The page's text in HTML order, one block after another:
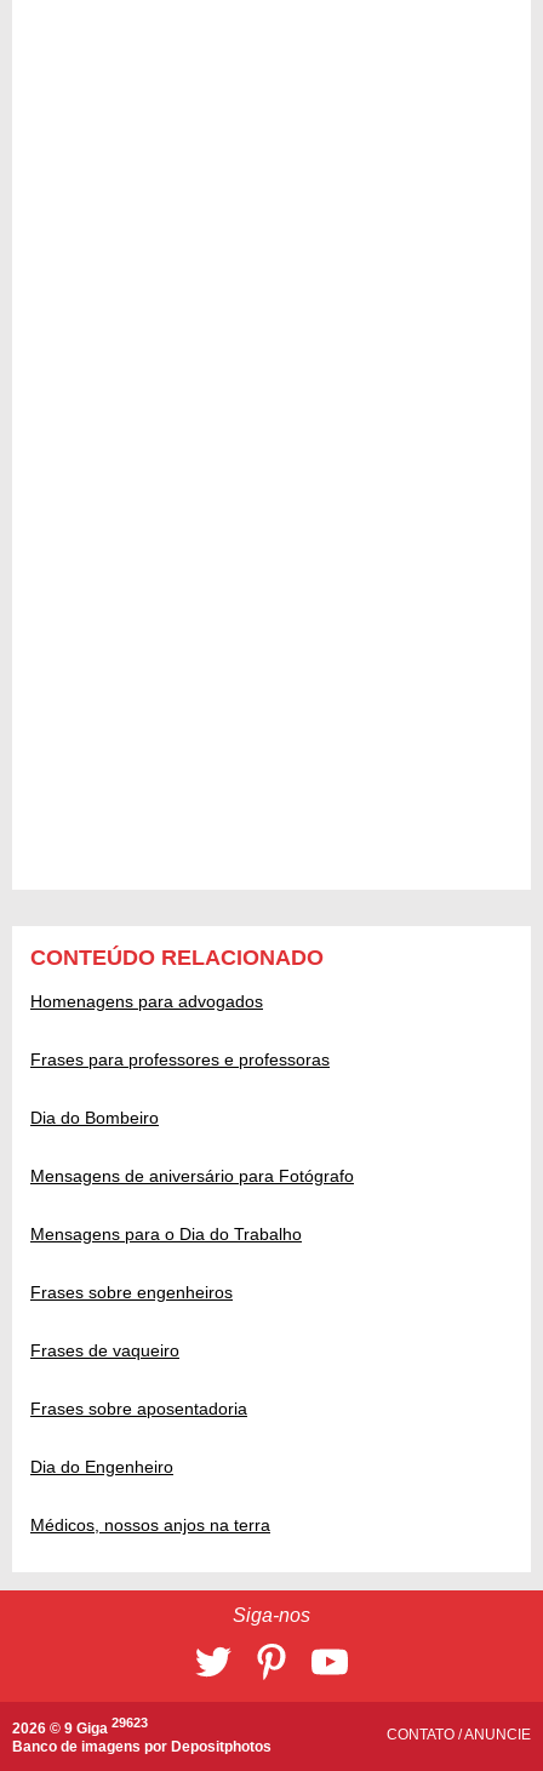
CONTEÚDO RELACIONADO
Homenagens para advogados
Frases para professores e professoras
Dia do Bombeiro
Mensagens de aniversário para Fotógrafo
Mensagens para o Dia do Trabalho
Frases sobre engenheiros
Frases de vaqueiro
Frases sobre aposentadoria
Dia do Engenheiro
Médicos, nossos anjos na terra
Siga-nos
2026 © 9 Giga 29623
Banco de imagens por Depositphotos
CONTATO /ANUNCIE